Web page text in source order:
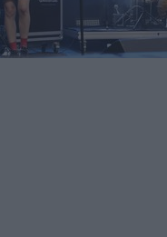
którzy
się